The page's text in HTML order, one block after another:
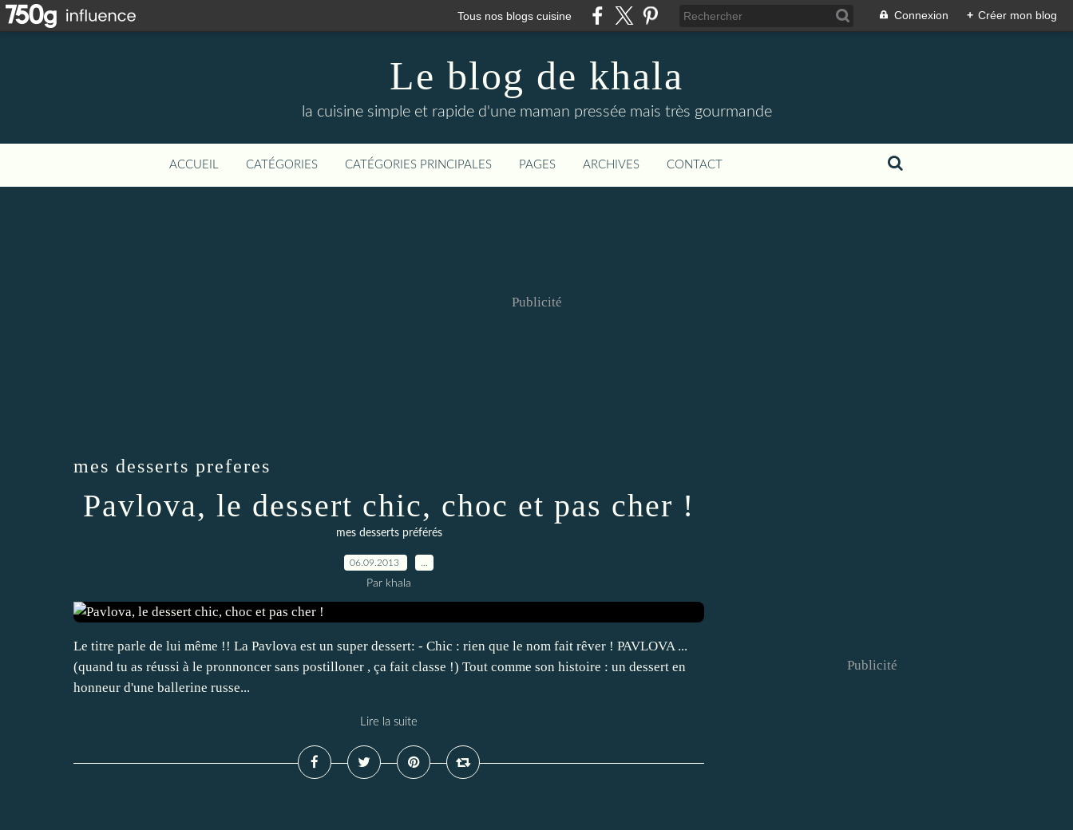
Tous nos blogs cuisine Connexion + Créer mon blog
Le blog de khala
la cuisine simple et rapide d'une maman pressée mais très gourmande
ACCUEIL CATÉGORIES CATÉGORIES PRINCIPALES PAGES ARCHIVES CONTACT
Publicité
mes desserts preferes
Pavlova, le dessert chic, choc et pas cher !
mes desserts préférés
06.09.2013
Par khala
Le titre parle de lui même !! La Pavlova est un super dessert: - Chic : rien que le nom fait rêver ! PAVLOVA ...
(quand tu as réussi à le pronnoncer sans postilloner , ça fait classe !) Tout comme son histoire : un dessert en
honneur d'une ballerine russe...
Lire la suite
Publicité